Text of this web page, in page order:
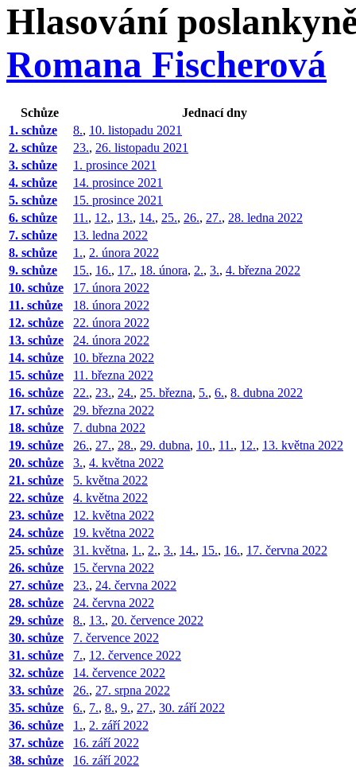
Hlasování
Romana Fischerová
Schůze
Jednací dny
1. schůze
8., 10. listopadu 2021
2. schůze
23., 26. listopadu 2021
3. schůze
1. prosince 2021
4. schůze
14. prosince 2021
5. schůze
15. prosince 2021
6. schůze
11., 12., 13., 14., 25., 26., 27., 28. ledna 2022
7. schůze
13. ledna 2022
8. schůze
1., 2. února 2022
9. schůze
15., 16., 17., 18. února, 2., 3., 4. března 2022
10. schůze
17. února 2022
11. schůze
18. února 2022
12. schůze
22. února 2022
13. schůze
24. února 2022
14. schůze
10. března 2022
15. schůze
11. března 2022
16. schůze
22., 23., 24., 25. března, 5., 6., 8. dubna 2022
17. schůze
29. března 2022
18. schůze
7. dubna 2022
19. schůze
26., 27., 28., 29. dubna, 10., 11., 12., 13. května 2022
20. schůze
3., 4. května 2022
21. schůze
5. května 2022
22. schůze
4. května 2022
23. schůze
12. května 2022
24. schůze
19. května 2022
25. schůze
31. května, 1., 2., 3., 14., 15., 16., 17. června 2022
26. schůze
15. června 2022
27. schůze
23., 24. června 2022
28. schůze
24. června 2022
29. schůze
8., 13., 20. července 2022
30. schůze
7. července 2022
31. schůze
7., 12. července 2022
32. schůze
14. července 2022
33. schůze
26., 27. srpna 2022
35. schůze
6., 7., 8., 9., 27., 30. září 2022
36. schůze
1., 2. září 2022
37. schůze
16. září 2022
38. schůze
16. září 2022